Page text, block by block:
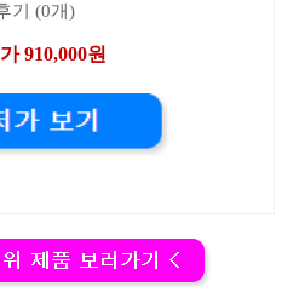
기 (0개)
910,000원